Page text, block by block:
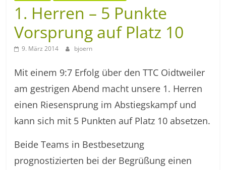
1. Herren – 5 Punkte
Vorsprung auf Platz 10
9. März 2014 bjoern
Mit einem 9:7 Erfolg über den TTC Oidtweiler
am gestrigen Abend macht unsere 1. Herren
einen Riesensprung im Abstiegskampf und
kann sich mit 5 Punkten auf Platz 10 absetzen.
Beide Teams in Bestbesetzung
prognostizierten bei der Begrüßung einen